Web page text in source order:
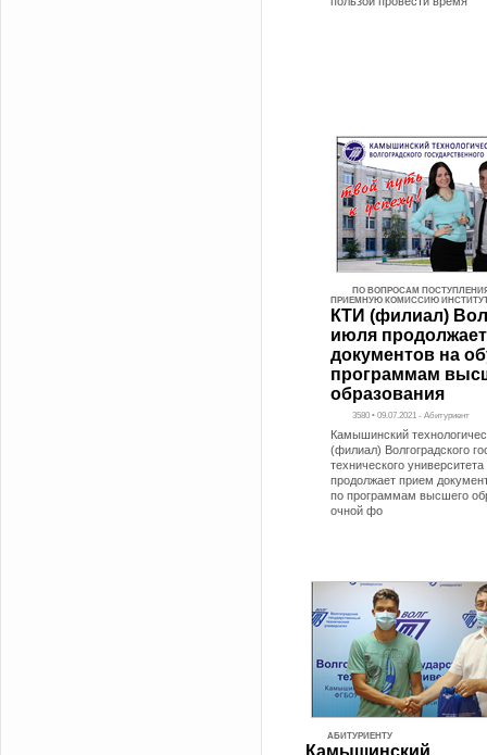
ПО ВОПРОСАМ
ПРИЕМНУЮ КОМИССИЮ
КТИ (филиал)
июля
документов на
программам
образования
3580 • 09.07.2021 - Абитуриент
Камышинский
(филиал) Волгоградского
технического
продолжает прием
по программам высшего
очной фо
АБИТУРИЕНТУ
Камышинский